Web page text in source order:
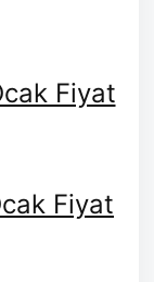
Fiyat
Fiyat